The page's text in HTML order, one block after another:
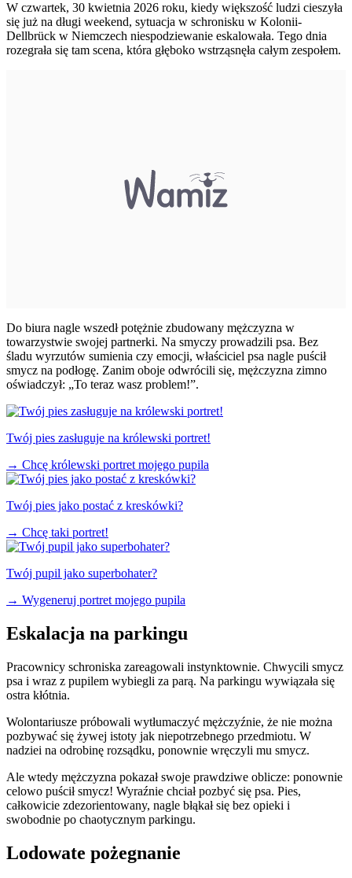
W czwartek, 30 kwietnia 2026 roku, kiedy większość ludzi cieszyła
się już na długi weekend, sytuacja w schronisku w Kolonii-
Dellbrück w Niemczech niespodziewanie eskalowała. Tego dnia
rozegrała się tam scena, która głęboko wstrząsnęła całym zespołem.
Do biura nagle wszedł potężnie zbudowany mężczyzna w
towarzystwie swojej partnerki. Na smyczy prowadzili psa. Bez
śladu wyrzutów sumienia czy emocji, właściciel psa nagle puścił
smycz na podłogę. Zanim oboje odwrócili się, mężczyzna zimno
oświadczył: „To teraz wasz problem!”.
Twój pies zasługuje na królewski portret!
→ Chcę królewski portret mojego pupila
Twój pies jako postać z kreskówki?
→ Chcę taki portret!
Twój pupil jako superbohater?
→ Wygeneruj portret mojego pupila
Eskalacja na parkingu
Pracownicy schroniska zareagowali instynktownie. Chwycili smycz
psa i wraz z pupilem wybiegli za parą. Na parkingu wywiązała się
ostra kłótnia.
Wolontariusze próbowali wytłumaczyć mężczyźnie, że nie można
pozbywać się żywej istoty jak niepotrzebnego przedmiotu. W
nadziei na odrobinę rozsądku, ponownie wręczyli mu smycz.
Ale wtedy mężczyzna pokazał swoje prawdziwe oblicze: ponownie
celowo puścił smycz! Wyraźnie chciał pozbyć się psa. Pies,
całkowicie zdezorientowany, nagle błąkał się bez opieki i
swobodnie po chaotycznym parkingu.
Lodowate pożegnanie